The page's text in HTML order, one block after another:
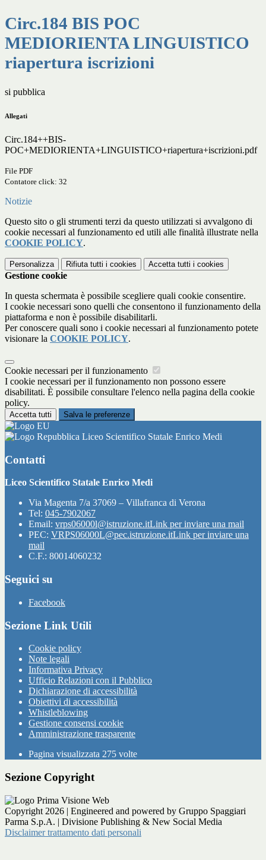
Circ.184 BIS POC
MEDIORIENTA LINGUISTICO
riapertura iscrizioni
si pubblica
Allegati
Circ.184++BIS-
POC+MEDIORIENTA+LINGUISTICO+riapertura+iscrizioni.pdf
File PDF
Contatore click: 32
Notizie
Questo sito o gli strumenti terzi da questo utilizzati si avvalgono di
cookie necessari al funzionamento ed utili alle finalità illustrate nella
COOKIE POLICY.
Personalizza Rifiuta tutti i cookies Accetta tutti i cookies
Gestione cookie
In questa schermata è possibile scegliere quali cookie consentire.
I cookie necessari sono quelli che consentono il funzionamento della
piattaforma e non è possibile disabilitarli.
Per conoscere quali sono i cookie necessari al funzionamento potete
visionare la COOKIE POLICY.
Cookie necessari per il funzionamento
I cookie necessari per il funzionamento non possono essere
disabilitati. È possibile consultare l'elenco nella pagina della cookie
policy.
Accetta tutti Salva le preferenze
Liceo Scientifico Statale Enrico Medi
Contatti
Liceo Scientifico Statale Enrico Medi
Via Magenta 7/a 37069 – Villafranca di Verona
Tel: 045-7902067
Email: vrps06000l@istruzione.itLink per inviare una mail
PEC: VRPS06000L@pec.istruzione.itLink per inviare una
mail
C.F.: 80014060232
Seguici su
Facebook
Sezione Link Utili
Cookie policy
Note legali
Informativa Privacy
Ufficio Relazioni con il Pubblico
Dichiarazione di accessibilità
Obiettivi di accessibilità
Whistleblowing
Gestione consensi cookie
Amministrazione trasparente
Pagina visualizzata 275 volte
Sezione Copyright
Copyright 2026 | Engineered and powered by Gruppo Spaggiari
Parma S.p.A. | Divisione Publishing & New Social Media
Disclaimer trattamento dati personali